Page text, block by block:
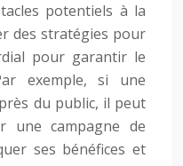
potentiels à la
des stratégies pour
pour garantir le
exemple, si une
du public, il peut
une campagne de
ses bénéfices et